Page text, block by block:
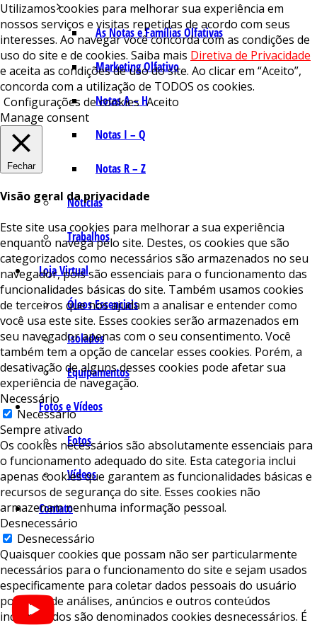
As Notas e Famílias Olfativas
Marketing Olfativo
Notas A – H
Notas I – Q
Notas R – Z
Notícias
Trabalhos
Loja Virtual
Óleos Essenciais
Isolados
Equipamentos
Fotos e Vídeos
Fotos
Vídeos
Contato
Utilizamos cookies para melhorar sua experiência em
nossos serviços e visitas repetidas de acordo com seus
interesses. Ao navegar você concorda com as condições de
uso do site e de cookies. Saiba mais Diretiva de Privacidade
e aceita as condições de uso do site. Ao clicar em “Aceito”,
concorda com a utilização de TODOS os cookies.
Configurações de cookies Aceito
Manage consent
Fechar
Visão geral da privacidade
Este site usa cookies para melhorar a sua experiência
enquanto navega pelo site. Destes, os cookies que são
categorizados como necessários são armazenados no seu
navegador, pois são essenciais para o funcionamento das
funcionalidades básicas do site. Também usamos cookies
de terceiros que nos ajudam a analisar e entender como
você usa este site. Esses cookies serão armazenados em
seu navegador apenas com o seu consentimento. Você
também tem a opção de cancelar esses cookies. Porém, a
desativação de alguns desses cookies pode afetar sua
experiência de navegação.
Necessário
Necessário
Sempre ativado
Os cookies necessários são absolutamente essenciais para
o funcionamento adequado do site. Esta categoria inclui
apenas cookies que garantem as funcionalidades básicas e
recursos de segurança do site. Esses cookies não
armazenam nenhuma informação pessoal.
Desnecessário
Desnecessário
Quaisquer cookies que possam não ser particularmente
necessários para o funcionamento do site e sejam usados ​​
especificamente para coletar dados pessoais do usuário
por meio de análises, anúncios e outros conteúdos
incorporados são denominados cookies desnecessários. É